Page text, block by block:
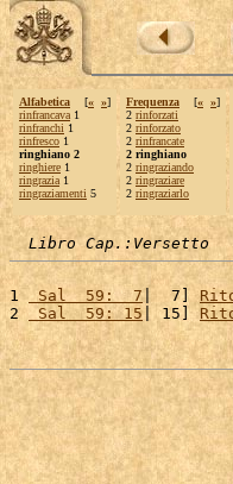
Alfabetica [« »]
rinfrancava 1
rinfranchi 1
rinfresco 1
ringhiano 2
ringhiere 1
ringrazia 1
ringraziamenti 5
Frequenza [« »]
2 rinforzati
2 rinforzato
2 rinfrancate
2 ringhiano
2 ringraziando
2 ringraziare
2 ringraziarlo
Libro Cap.:Versetto
1 Sal  59:  7|  7]
2
Sal  59: 15 | 15]